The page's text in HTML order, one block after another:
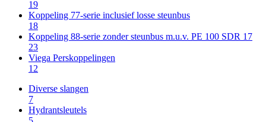
19
Koppeling 77-serie inclusief losse steunbus
18
Koppeling 88-serie zonder steunbus m.u.v. PE 100 SDR 17
23
Viega Perskoppelingen
12
Diverse slangen
7
Hydrantsleutels